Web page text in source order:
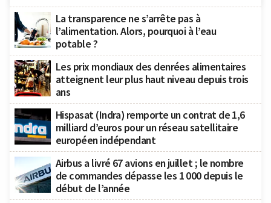
La transparence ne s’arrête pas à
l’alimentation. Alors, pourquoi à l’eau
potable ?
Les prix mondiaux des denrées alimentaires
atteignent leur plus haut niveau depuis trois
ans
Hispasat (Indra) remporte un contrat de 1,6
milliard d’euros pour un réseau satellitaire
européen indépendant
Airbus a livré 67 avions en juillet ; le nombre
de commandes dépasse les 1 000 depuis le
début de l’année